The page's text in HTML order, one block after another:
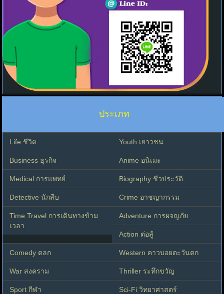
ประเภท
Life ชีวิต Youth เยาวชน
Business ธุรกิจ Anime อนิเมะ
Medical การแพทย์ Biography ชีวประวัติ
Detective นักสืบ Crime อาชญากรรม
Time Travel การเดินทางข้าม
เวลา
Adventure การผจญภัย
Action ต่อสู้
Comedy ตลก Western คาวบอยตะวันตก
War สงคราม Thriller ระทึกขวัญ
Sport กีฬา Sci-Fi วิทยาศาสตร์